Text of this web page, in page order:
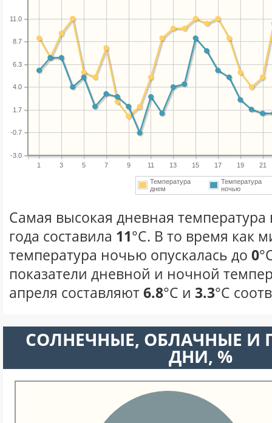
1 3 5 7 9 11 13 15 17 19 21
-3.0
-0.7
1.7
4.0
6.3
8.7
11.0
Температура
днем
Температура
ночью
Самая высокая дневная температура
года составила 11°С. В то время как
температура ночью опускалась до 0
показатели дневной и ночной
апреля составляют6.8°С и 3.3°С
CОЛНЕЧНЫЕ, ОБЛАЧНЫЕ И
ДНИ, %